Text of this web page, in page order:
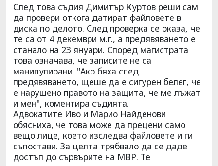
След това съдия Димитър Куртов реши сам
да провери откога датират файловете в
диска по делото. След проверка се оказа, че
те са от 4 декември м.г., а предявяването е
станало на 23 януари. Според магистрата
това означава, че записите не са
манипулирани. "Ако бяха след
предявяването, щеше да е сигурен белег, че
е нарушено правото на защита, че ме лъжат
и мен", коментира съдията.
Адвокатите Иво и Марио Найденови
обясниха, че това може да прецени само
вещо лице, което изследва файловете и ги
съпостави. За целта трябвало да се даде
достъп до сървърите на МВР. Те